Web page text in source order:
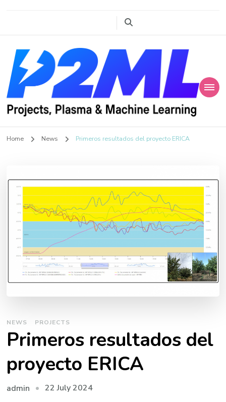
Projects, Plasma
and Machine
Learning
Home News Primeros resultados del proyecto ERICA
NEWS PROJECTS
Primeros resultados del
proyecto ERICA
admin 22 July 2024